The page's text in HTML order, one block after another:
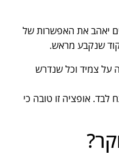
יאהב את האפשרות של
שנקבע מראש.
צמיד וכל שנדרש
לבד. אופציה זו טובה כי